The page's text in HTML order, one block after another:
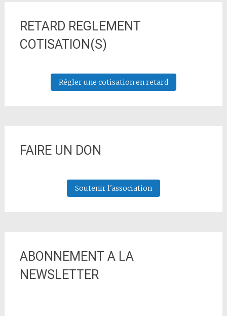
RETARD REGLEMENT
COTISATION(S)
Régler une cotisation en retard
FAIRE UN DON
Soutenir l'association
ABONNEMENT A LA
NEWSLETTER